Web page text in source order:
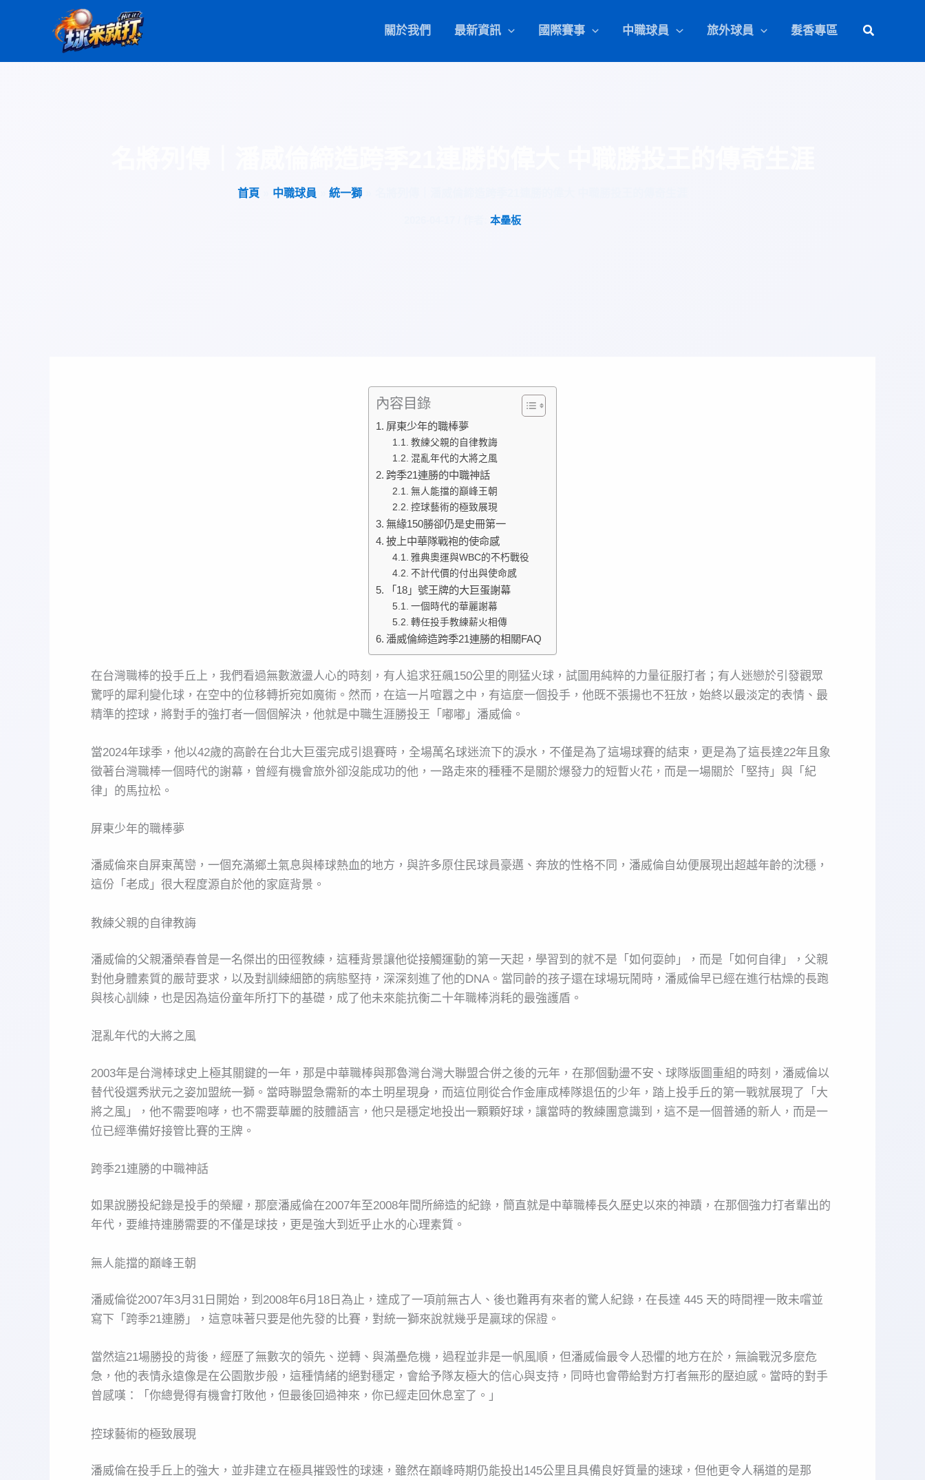
要
關於我們 最新資訊 國際賽事 中職球員 旅外球員 髮香專區
首頁 中職球員 統一獅
本壘板
內容目錄
屏東少年的職棒夢
教練父親的自律教誨
混亂年代的大將之風
跨季21連勝的中職神話
無人能擋的巔峰王朝
控球藝術的極致展現
無緣150勝卻仍是史冊第一
披上中華隊戰袍的使命感
雅典奧運與WBC的不朽戰役
不計代價的付出與使命感
「18」號王牌的大巨蛋謝幕
一個時代的華麗謝幕
轉任投手教練薪火相傳
潘威倫締造跨季21連勝的相關FAQ
在台灣職棒的投手丘上，我們看過無數激盪人心的時刻，有人追求狂飆150公里的剛猛火球，試圖用純粹的力量征服打者；有人迷戀於引發觀眾
驚呼的犀利變化球，在空中的位移轉折宛如魔術。然而，在這一片喧囂之中，有這麼一個投手，他既不張揚也不狂放，始終以最淡定的表情、最
精準的控球，將對手的強打者一個個解決，他就是中職生涯勝投王「嘟嘟」潘威倫。
當2024年球季，他以42歲的高齡在台北大巨蛋完成引退賽時，全場萬名球迷流下的淚水，不僅是為了這場球賽的結束，更是為了這長達22年且象
徵著台灣職棒一個時代的謝幕，曾經有機會旅外卻沒能成功的他，一路走來的種種不是關於爆發力的短暫火花，而是一場關於「堅持」與「紀
律」的馬拉松。
屏東少年的職棒夢
潘威倫來自屏東萬巒，一個充滿鄉土氣息與棒球熱血的地方，與許多原住民球員豪邁、奔放的性格不同，潘威倫自幼便展現出超越年齡的沈穩，
這份「老成」很大程度源自於他的家庭背景。
教練父親的自律教誨
潘威倫的父親潘榮春曾是一名傑出的田徑教練，這種背景讓他從接觸運動的第一天起，學習到的就不是「如何耍帥」，而是「如何自律」，父親
對他身體素質的嚴苛要求，以及對訓練細節的病態堅持，深深刻進了他的DNA。當同齡的孩子還在球場玩鬧時，潘威倫早已經在進行枯燥的長跑
與核心訓練，也是因為這份童年所打下的基礎，成了他未來能抗衡二十年職棒消耗的最強護盾。
混亂年代的大將之風
2003年是台灣棒球史上極其關鍵的一年，那是中華職棒與那魯灣台灣大聯盟合併之後的元年，在那個動盪不安、球隊版圖重組的時刻，潘威倫以
替代役選秀狀元之姿加盟統一獅。當時聯盟急需新的本土明星現身，而這位剛從合作金庫成棒隊退伍的少年，踏上投手丘的第一戰就展現了「大
將之風」，他不需要咆哮，也不需要華麗的肢體語言，他只是穩定地投出一顆顆好球，讓當時的教練團意識到，這不是一個普通的新人，而是一
位已經準備好接管比賽的王牌。
跨季21連勝的中職神話
如果說勝投紀錄是投手的榮耀，那麼潘威倫在2007年至2008年間所締造的紀錄，簡直就是中華職棒長久歷史以來的神蹟，在那個強力打者輩出的
年代，要維持連勝需要的不僅是球技，更是強大到近乎止水的心理素質。
無人能擋的巔峰王朝
潘威倫從2007年3月31日開始，到2008年6月18日為止，達成了一項前無古人、後也難再有來者的驚人紀錄，在長達 445 天的時間裡一敗未嚐並
寫下「跨季21連勝」，這意味著只要是他先發的比賽，對統一獅來說就幾乎是贏球的保證。
當然這21場勝投的背後，經歷了無數次的領先、逆轉、與滿壘危機，過程並非是一帆風順，但潘威倫最令人恐懼的地方在於，無論戰況多麼危
急，他的表情永遠像是在公園散步般，這種情緒的絕對穩定，會給予隊友極大的信心與支持，同時也會帶給對方打者無形的壓迫感。當時的對手
曾感嘆：「你總覺得有機會打敗他，但最後回過神來，你已經走回休息室了。」
控球藝術的極致展現
潘威倫在投手丘上的強大，並非建立在極具摧毀性的球速，雖然在巔峰時期仍能投出145公里且具備良好質量的速球，但他更令人稱道的是那